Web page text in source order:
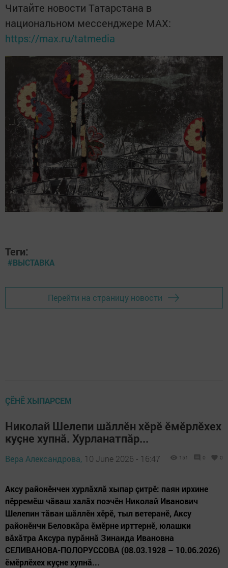
Читайте новости Татарстана в
национальном мессенджере MАХ:
https://max.ru/tatmedia
Теги:
#ВЫСТАВКА
Перейти на страницу новости
ÇӖНӖ ХЫПАРСЕМ
Николай Шелепи шăллӗн хӗрӗ ӗмӗрлӗхех
куçне хупнă. Хурланатпăр...
Вера Александрова, 10 June 2026 - 16:47 151 0 0
Аксу районӗнчен хурлăхлă хыпар çитрӗ: паян ирхине
пӗрремӗш чăваш халăх поэчӗн Николай Иванович
Шелепин тăван шăллӗн хӗрӗ, тыл ветеранӗ, Аксу
районӗнчи Беловкăра ӗмӗрне ирттернӗ, юлашки
вăхăтра Аксура пурăннă Зинаида Ивановна
СЕЛИВАНОВА-ПОЛОРУССОВА (08.03.1928 – 10.06.2026)
ӗмӗрлӗхех куçне хупнă...